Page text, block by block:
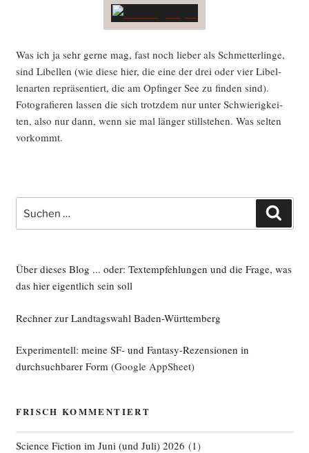
Was ich ja sehr ger­ne mag, fast noch lie­ber als Schmet­ter­lin­ge,
sind Libel­len (wie die­se hier, die eine der drei oder vier Libel­
len­ar­ten reprä­sen­tiert, die am Opfin­ger See zu fin­den sind).
Foto­gra­fie­ren las­sen die sich trotz­dem nur unter Schwie­rig­kei­
ten, also nur dann, wenn sie mal län­ger still­ste­hen. Was sel­ten
vorkommt.
nach:
Über dieses Blog ... oder: Textempfehlungen und die Frage, was
das hier eigentlich sein soll
Rechner zur Landtagswahl Baden-Württemberg
Experimentell: meine SF- und Fantasy-Rezensionen in
durchsuchbarer Form(Google AppSheet)
FRISCH KOMMENTIERT
Science Fiction im Juni (und Juli) 2026 (1)